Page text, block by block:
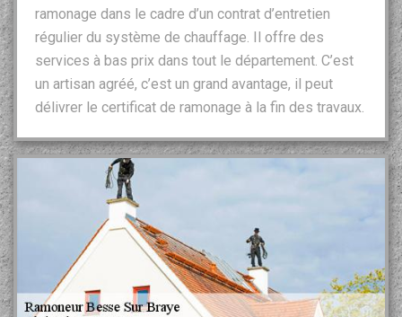
ramonage dans le cadre d’un contrat d’entretien
régulier du système de chauffage. Il offre des
services à bas prix dans tout le département. C’est
un artisan agréé, c’est un grand avantage, il peut
délivrer le certificat de ramonage à la fin des travaux.